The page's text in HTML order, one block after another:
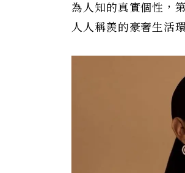
為人知的真實個性，
人人稱羨的豪奢生活